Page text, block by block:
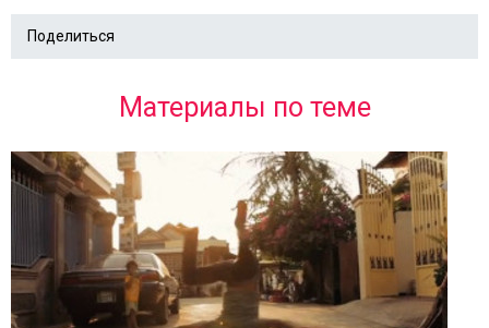
Поделиться
Материалы по теме